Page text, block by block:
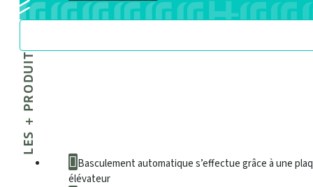
LES + PRODUIT
Basculement automatique s’effectue grâce à une
élévateur